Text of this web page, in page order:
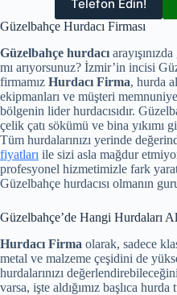
Telefon Edin!
Güzelbahçe Hurdacı Firması
Güzelbahçe hurdacı
mı arıyorsunuz? İzmir’in incisi
firmamız Hurdacı Firma, hurda
ekipmanları ve müşteri
bölgenin lider hurdacısıdır.
çelik çatı sökümü ve bina yıkımı
Tüm hurdalarınızı yerinde
fiyatları ile sizi asla mağdur
profesyonel hizmetimizle fark
Güzelbahçe hurdacısı olmanın
Güzelbahçe’de Hangi Hurdaları
Hurdacı Firma olarak, sadece
metal ve malzeme çeşidini de
hurdalarınızı
varsa, işte aldığımız başlıca hurda